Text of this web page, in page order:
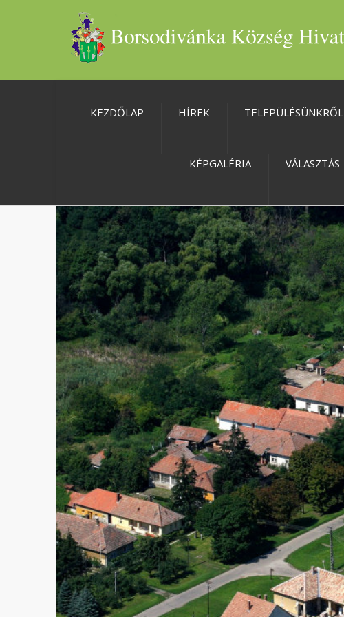
KEZDŐLAP HÍREK TELEPÜLÉSÜNKRŐL
KÉPGALÉRIA VÁLASZTÁS